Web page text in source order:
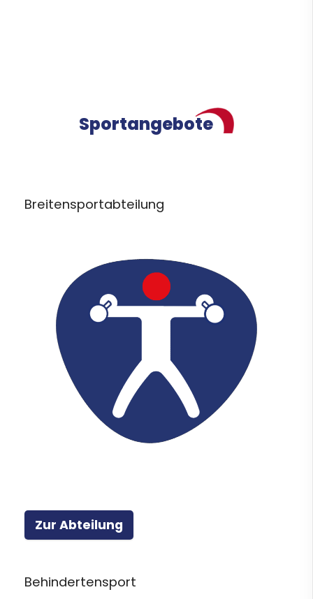
Sportangebote
Breitensportabteilung
Zur Abteilung
Behindertensport